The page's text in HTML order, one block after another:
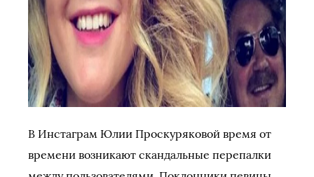
В Инстаграм Юлии Проскуряковой время от
времени возникают скандальные перепалки